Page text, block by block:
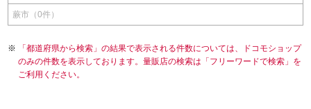
蕨市（0件）
「都道府県から検索」の結果で表示される件数については、ドコモショップ
のみの件数を表示しております。量販店の検索は「フリーワードで検索」を
ご利用ください。